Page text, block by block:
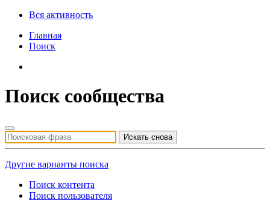
Вся активность
Главная
Поиск
Поиск сообщества
Искать снова
Другие варианты поиска
Поиск контента
Поиск пользователя